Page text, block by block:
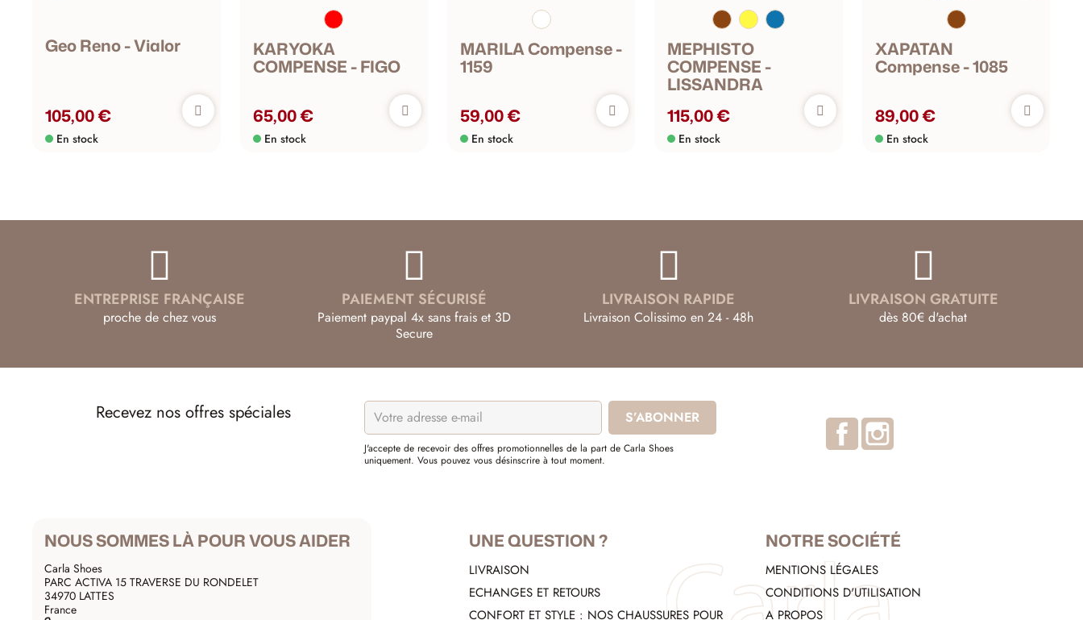
Geo Reno - Vialor
105,00 €
En stock
KARYOKA
COMPENSE - FIGO
65,00 €
En stock
MARILA Compense -
1159
59,00 €
En stock
MEPHISTO
COMPENSE -
LISSANDRA
115,00 €
En stock
XAPATAN
Compense - 1085
89,00 €
En stock
ENTREPRISE FRANÇAISE
proche de chez vous
PAIEMENT SÉCURISÉ
Paiement paypal 4x sans frais et 3D
Secure
LIVRAISON RAPIDE
Livraison Colissimo en 24 - 48h
LIVRAISON GRATUITE
dès 80€ d'achat
Recevez nos offres spéciales
J'accepte de recevoir des offres promotionnelles de la part de Carla Shoes
uniquement. Vous pouvez vous désinscrire à tout moment.
Facebook
NOUS SOMMES LÀ POUR VOUS AIDER
Carla Shoes
PARC ACTIVA 15 TRAVERSE DU RONDELET
34970 LATTES
France
UNE QUESTION ?
LIVRAISON
ECHANGES ET RETOURS
CONFORT ET STYLE : NOS CHAUSSURES POUR
NOTRE SOCIÉTÉ
MENTIONS LÉGALES
CONDITIONS D'UTILISATION
A PROPOS